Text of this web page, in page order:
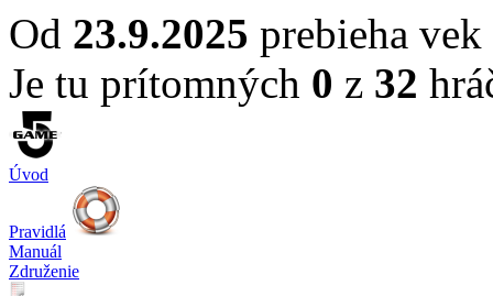
Od 23.9.2025 prebieha vek
Je tu prítomných 0 z 32
Úvod
Pravidlá
Manuál
Združenie